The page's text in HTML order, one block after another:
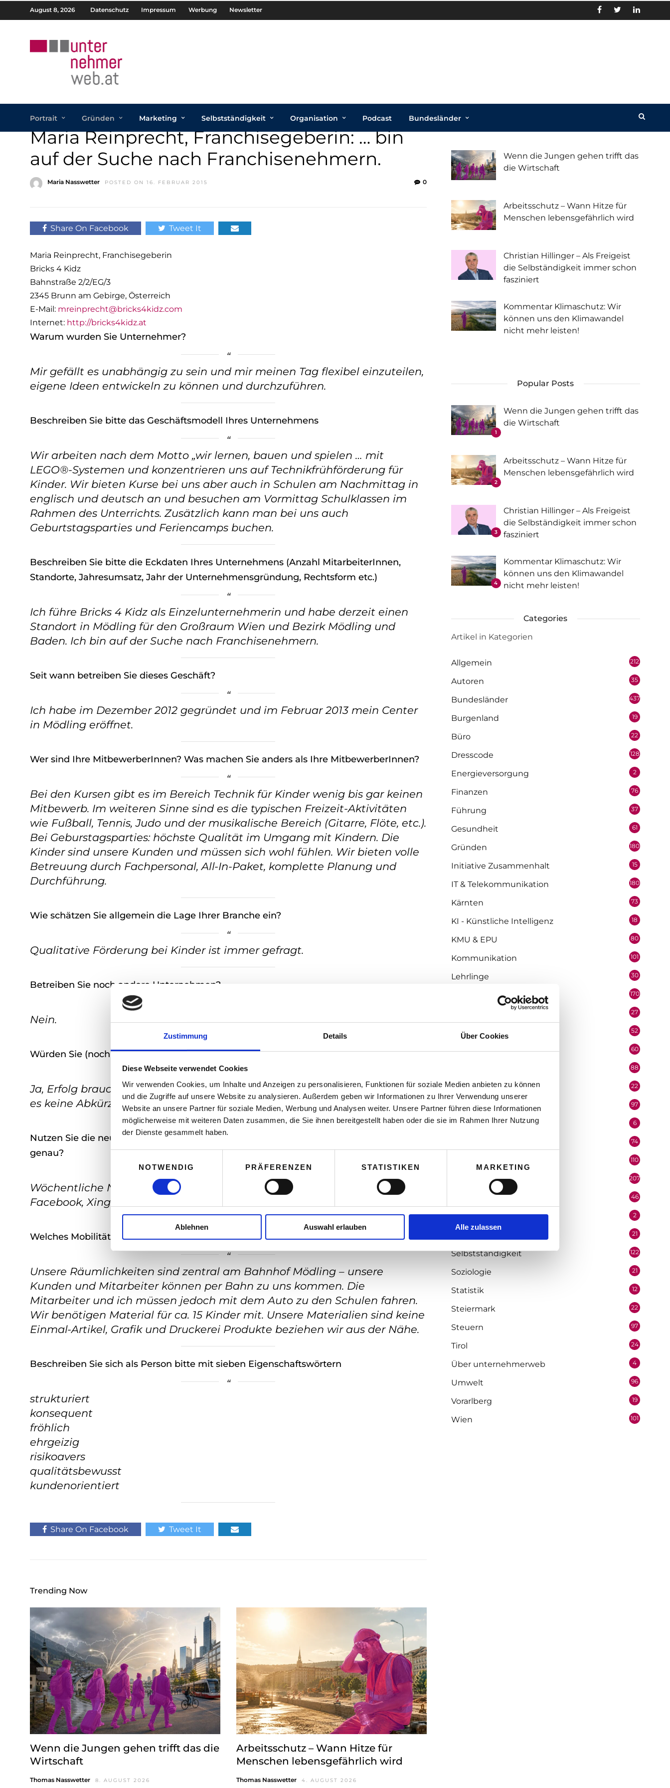
Zustimmung Details Über Cookies
Diese Webseite verwendet Cookies
Wir verwenden Cookies, um Inhalte und Anzeigen zu personalisieren, Funktionen für soziale Medien anbieten zu können
und die Zugriffe auf unsere Website zu analysieren. Außerdem geben wir Informationen zu Ihrer Verwendung unserer
Website an unsere Partner für soziale Medien, Werbung und Analysen weiter. Unsere Partner führen diese Informationen
möglicherweise mit weiteren Daten zusammen, die Sie ihnen bereitgestellt haben oder die sie im Rahmen Ihrer Nutzung
der Dienste gesammelt haben.
i
i
g
n
g
s
a
s
a
NOTWENDIG PRÄFERENZEN STATISTIKEN MARKETING
Ablehnen Auswahl erlauben Alle zulassen
August 8, 2026 Datenschutz Impressum Werbung Newsletter
Portrait Gründen Marketing Selbstständigkeit Organisation Podcast Bundesländer
Maria Reinprecht, Franchisegeberin: … bin
auf der Suche nach Franchisenehmern.
Maria Nasswetter POSTED ON 16. FEBRUAR 2015 0
Share On Facebook Tweet It
Maria Reinprecht, Franchisegeberin
Bricks 4 Kidz
Bahnstraße 2/2/EG/3
2345 Brunn am Gebirge, Österreich
E-Mail: mreinprecht@bricks4kidz.com
Internet: http://bricks4kidz.at
Warum wurden Sie Unternehmer?
Mir gefällt es unabhängig zu sein und mir meinen Tag flexibel einzuteilen,
eigene Ideen entwickeln zu können und durchzuführen.
Beschreiben Sie bitte das Geschäftsmodell Ihres Unternehmens
Wir arbeiten nach dem Motto „wir lernen, bauen und spielen … mit
LEGO®-Systemen und konzentrieren uns auf Technikfrühförderung für
Kinder. Wir bieten Kurse bei uns aber auch in Schulen am Nachmittag in
englisch und deutsch an und besuchen am Vormittag Schulklassen im
Rahmen des Unterrichts. Zusätzlich kann man bei uns auch
Geburtstagsparties und Feriencamps buchen.
Beschreiben Sie bitte die Eckdaten Ihres Unternehmens (Anzahl MitarbeiterInnen,
Standorte, Jahresumsatz, Jahr der Unternehmensgründung, Rechtsform etc.)
Ich führe Bricks 4 Kidz als Einzelunternehmerin und habe derzeit einen
Standort in Mödling für den Großraum Wien und Bezirk Mödling und
Baden. Ich bin auf der Suche nach Franchisenehmern.
Seit wann betreiben Sie dieses Geschäft?
Ich habe im Dezember 2012 gegründet und im Februar 2013 mein Center
in Mödling eröffnet.
Wer sind Ihre MitbewerberInnen? Was machen Sie anders als Ihre MitbewerberInnen?
Bei den Kursen gibt es im Bereich Technik für Kinder wenig bis gar keinen
Mitbewerb. Im weiteren Sinne sind es die typischen Freizeit-Aktivitäten
wie Fußball, Tennis, Judo und der musikalische Bereich (Gitarre, Flöte, etc.).
Bei Geburstagsparties: höchste Qualität im Umgang mit Kindern. Die
Kinder sind unsere Kunden und müssen sich wohl fühlen. Wir bieten volle
Betreuung durch Fachpersonal, All-In-Paket, komplette Planung und
Durchführung.
Wie schätzen Sie allgemein die Lage Ihrer Branche ein?
Qualitative Förderung bei Kinder ist immer gefragt.
Betreiben Sie noch andere Unternehmen?
Nein.
Würden Sie (nochmals) gründen was würden Sie anders machen?
Ja, Erfolg braucht Zeit, persönlicher Kontakt ist wichtig. Für Qualität gibt
es keine Abkürzung
Nutzen Sie die neuen Medien (Facebook, Twitter, Xing, Instagram etc.)? Wenn ja, wie
genau?
Wöchentliche Newsletter an unsere Kunden, regelmäßige Postings auf
Facebook, Xing und LinkedIn für Kontakte
Welches Mobilitätskonzept haben Sie und Ihre MitarbeiterInnen?
Unsere Räumlichkeiten sind zentral am Bahnhof Mödling – unsere
Kunden und Mitarbeiter können per Bahn zu uns kommen. Die
Mitarbeiter und ich müssen jedoch mit dem Auto zu den Schulen fahren.
Wir benötigen Material für ca. 15 Kinder mit. Unsere Materialien sind keine
Einmal-Artikel, Grafik und Druckerei Produkte beziehen wir aus der Nähe.
Beschreiben Sie sich als Person bitte mit sieben Eigenschaftswörtern
strukturiert
konsequent
fröhlich
ehrgeizig
risikoavers
qualitätsbewusst
kundenorientiert
Share On Facebook Tweet It
Trending Now
Wenn die Jungen gehen trifft das die
Wirtschaft
Thomas Nasswetter 8. AUGUST 2026
Arbeitsschutz – Wann Hitze für
Menschen lebensgefährlich wird
Thomas Nasswetter 4. AUGUST 2026
Wenn die Jungen gehen trifft das
die Wirtschaft
Arbeitsschutz – Wann Hitze für
Menschen lebensgefährlich wird
Christian Hillinger – Als Freigeist
die Selbständigkeit immer schon
fasziniert
Kommentar Klimaschutz: Wir
können uns den Klimawandel
nicht mehr leisten!
Popular Posts
1
Wenn die Jungen gehen trifft das
die Wirtschaft
2
Arbeitsschutz – Wann Hitze für
Menschen lebensgefährlich wird
3
Christian Hillinger – Als Freigeist
die Selbständigkeit immer schon
fasziniert
4
Kommentar Klimaschutz: Wir
können uns den Klimawandel
nicht mehr leisten!
Categories
Artikel in Kategorien
Allgemein 212
Autoren 35
Bundesländer 437
Burgenland 19
Büro 22
Dresscode 128
Energieversorgung 2
Finanzen 76
Führung 37
Gesundheit 61
Gründen 180
Initiative Zusammenhalt 15
IT & Telekommunikation 180
Kärnten 73
KI - Künstliche Intelligenz 18
KMU & EPU 80
Kommunikation 101
Lehrlinge 30
170
27
Mitarbeiter 52
Mobilität & Logistik 60
88
Oberösterreich 22
Organisation 97
Performer 6
74
110
207
46
Redaktion 2
21
Selbstständigkeit 122
Soziologie 21
Statistik 12
Steiermark 22
Steuern 97
Tirol 24
Über unternehmerweb 4
Umwelt 96
Vorarlberg 19
Wien 101